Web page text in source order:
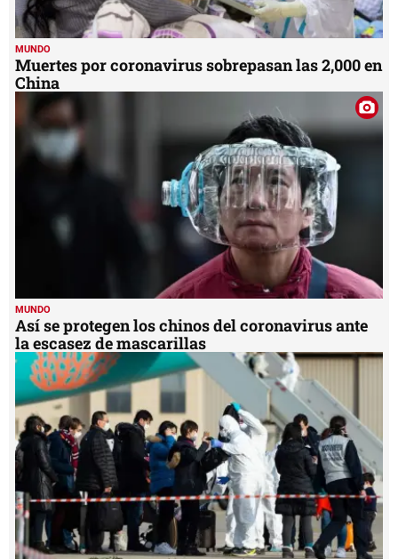
MUNDO
Muertes por coronavirus sobrepasan las 2,000 en
China
MUNDO
Así se protegen los chinos del coronavirus ante
la escasez de mascarillas